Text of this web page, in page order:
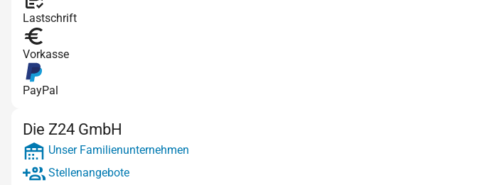
Lastschrift
Vorkasse
PayPal
Die Z24 GmbH
Unser Familienunternehmen
Stellenangebote